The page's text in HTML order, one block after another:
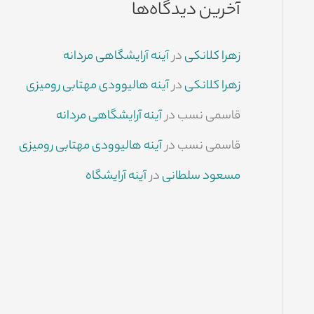
آخرین دیدگاه‌ها
زهرا کلانکیدرآینه آرایشگاهی مردانه
زهرا کلانکیدرآینه هالیوودی مهتابی رومیزی
قاسمی نسبدرآینه آرایشگاهی مردانه
قاسمی نسبدرآینه هالیوودی مهتابی رومیزی
مسعود سلطانیدرآینه آرایشگاه